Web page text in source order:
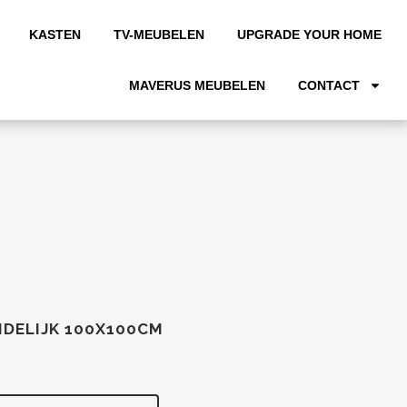
KASTEN TV-MEUBELEN UPGRADE YOUR HOME
MAVERUS MEUBELEN CONTACT
100X100CM